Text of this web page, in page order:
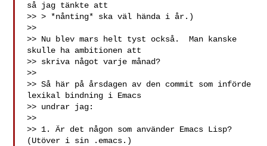
så jag tänkte att
>> > *nånting* ska väl hända i år.)
>>
>> Nu blev mars helt tyst också.  Man kanske
skulle ha ambitionen att
>> skriva något varje månad?
>>
>> Så här på årsdagen av den commit som införde
lexikal bindning i Emacs
>> undrar jag:
>>
>> 1. Är det någon som använder Emacs Lisp?
(Utöver i sin .emacs.)